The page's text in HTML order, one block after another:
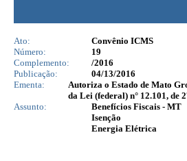
Ato:
Convênio ICMS
Número:
19
Complemento:
/2016
Publicação:
04/13/2016
Ementa:
Autoriza o Estado de Mato
da Lei (federal) n° 12.101, de
Assunto:
Benefícios Fiscais - MT
Isenção
Energia Elétrica